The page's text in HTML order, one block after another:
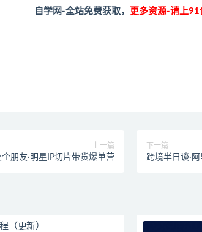
自学网-全站免费获取， 更多资源-请上91
上一篇
个朋友·明星IP切片带货爆单营
下一篇
跨境半日谈·
（更新）